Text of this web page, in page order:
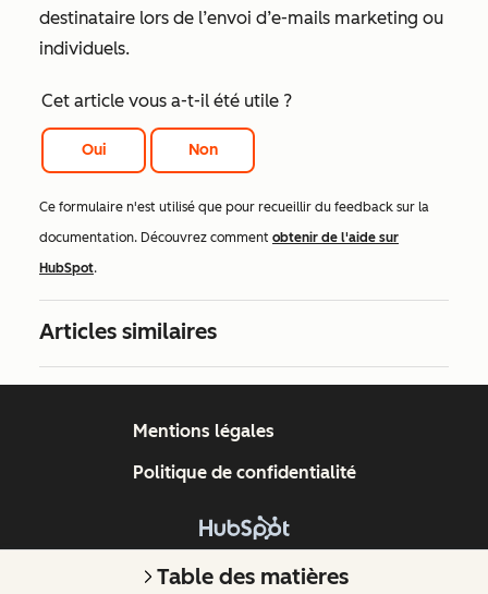
destinataire lors de l’envoi d’e-mails marketing ou
individuels.
Cet article vous a-t-il été utile ?
Oui Non
Ce formulaire n'est utilisé que pour recueillir du feedback sur la
documentation. Découvrez comment obtenir de l'aide sur
HubSpot.
Articles similaires
Table des matières
Copyright © 2026 HubSpot, Inc.
Mentions légales
Politique de confidentialité